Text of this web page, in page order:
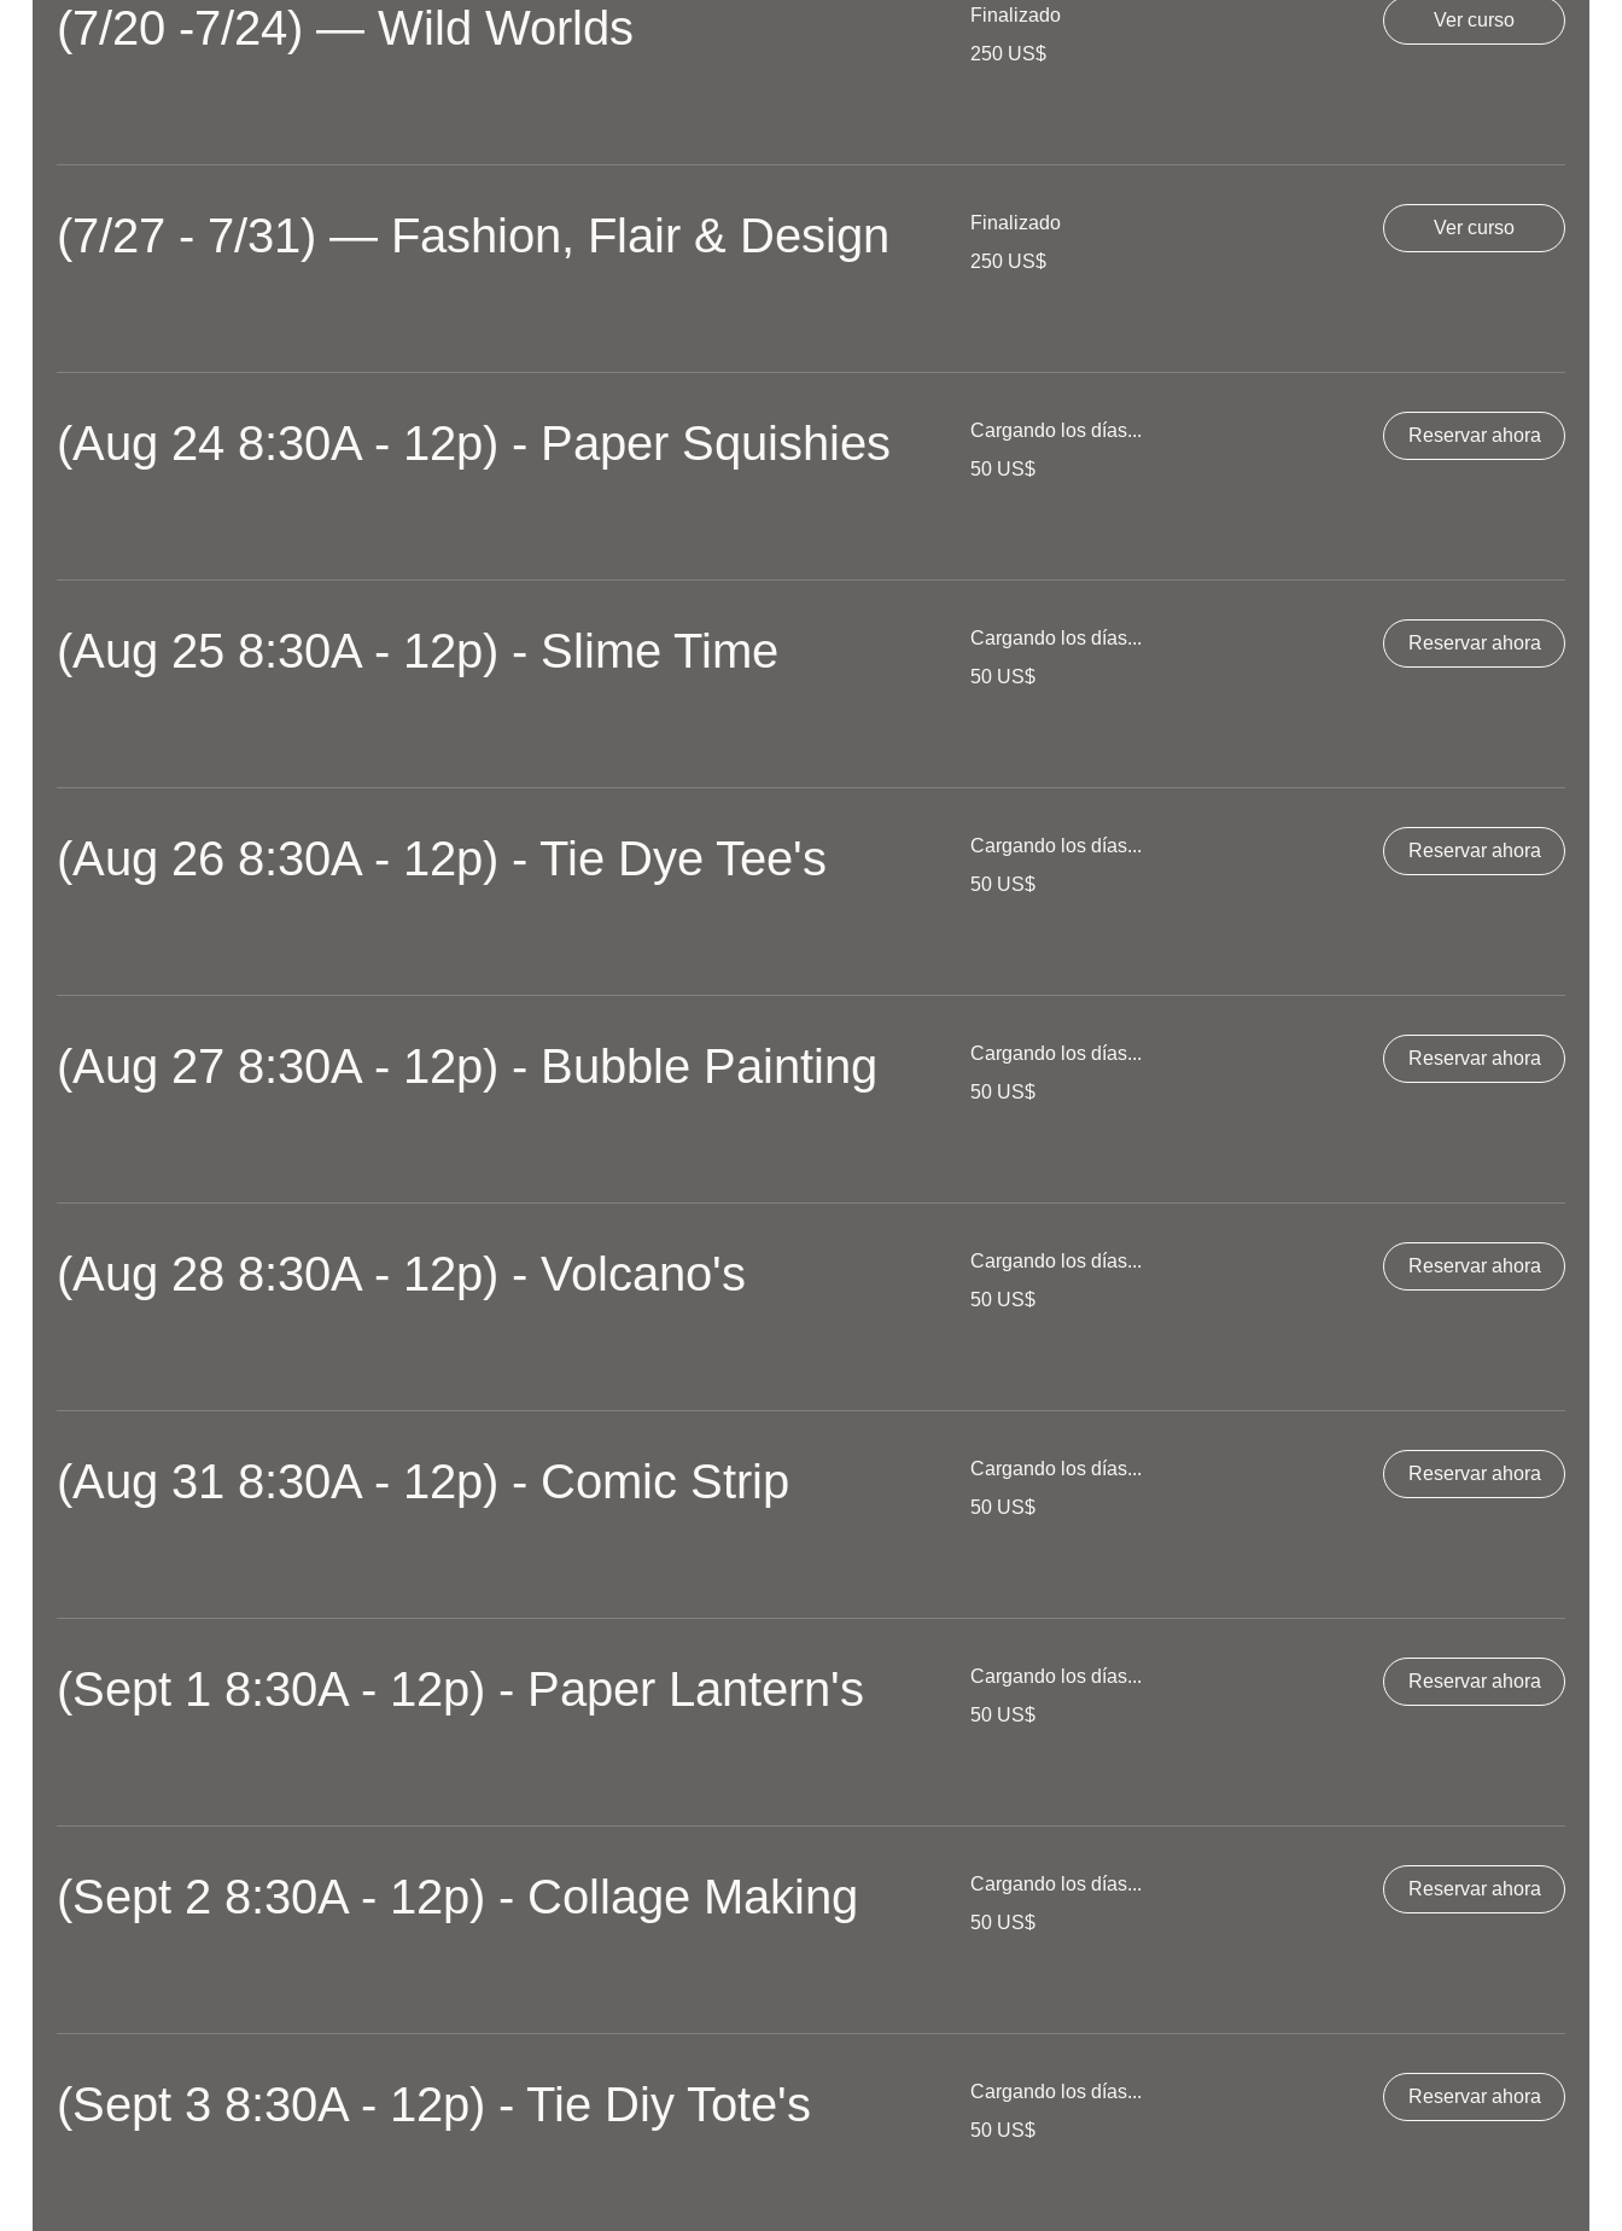
(7/20 -7/24) — Wild Worlds Finalizado
dólares
250 US$
Ver curso
(7/27 - 7/31) — Fashion, Flair & Design Finalizado
dólares
250 US$
Ver curso
(Aug 24 8:30A - 12p) - Paper Squishies Cargando los días...
dólares
50 US$
Reservar ahora
(Aug 25 8:30A - 12p) - Slime Time Cargando los días...
dólares
50 US$
Reservar ahora
(Aug 26 8:30A - 12p) - Tie Dye Tee's Cargando los días...
dólares
50 US$
Reservar ahora
(Aug 27 8:30A - 12p) - Bubble Painting Cargando los días...
dólares
50 US$
Reservar ahora
(Aug 28 8:30A - 12p) - Volcano's Cargando los días...
dólares
50 US$
Reservar ahora
(Aug 31 8:30A - 12p) - Comic Strip Cargando los días...
dólares
50 US$
Reservar ahora
(Sept 1 8:30A - 12p) - Paper Lantern's Cargando los días...
dólares
50 US$
Reservar ahora
(Sept 2 8:30A - 12p) - Collage Making Cargando los días...
dólares
50 US$
Reservar ahora
(Sept 3 8:30A - 12p) - Tie Diy Tote's Cargando los días...
dólares
50 US$
Reservar ahora